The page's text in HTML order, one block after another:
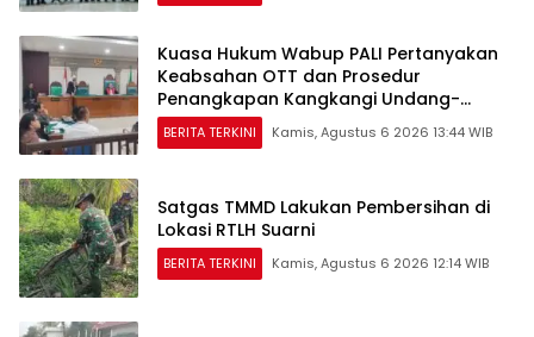
Kuasa Hukum Wabup PALI Pertanyakan
Keabsahan OTT dan Prosedur
Penangkapan Kangkangi Undang-
Undang
BERITA TERKINI Kamis, Agustus 6 2026 13:44 WIB
Satgas TMMD Lakukan Pembersihan di
Lokasi RTLH Suarni
BERITA TERKINI Kamis, Agustus 6 2026 12:14 WIB